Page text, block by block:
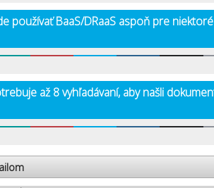
používať BaaS/DRaaS aspoň pre
až 8 vyhľadávaní, aby našli